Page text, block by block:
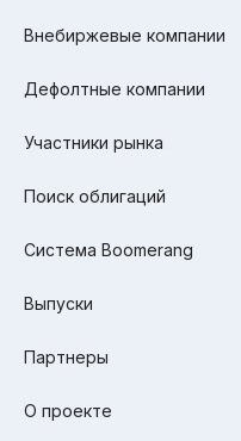
Внебиржевые компании
Дефолтные компании
Участники рынка
Поиск облигаций
Система Boomerang
Выпуски
Партнеры
О проекте